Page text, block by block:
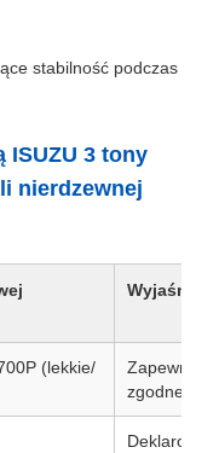
stabilność podczas
ISUZU 3 tony
nierdzewnej
(lekkie/
Zapewnia
zgodne ze